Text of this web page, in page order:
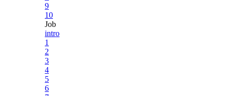
9
10
Job
intro
1
2
3
4
5
6